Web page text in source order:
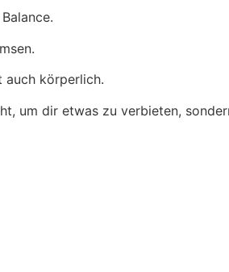
auch körperlich.
um dir etwas zu verbieten,